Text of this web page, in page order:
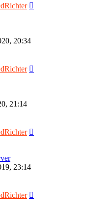
20:34
21:14
23:14